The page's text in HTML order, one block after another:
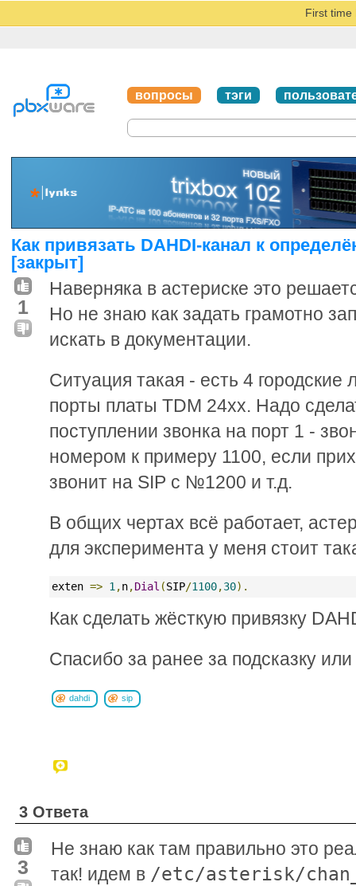
First time
вопросы тэги
Как привязать DAHDI-канал к
[закрыт]
1
Наверняка в астериске это
Но не знаю как задать грамотно
искать в документации.
Ситуация такая - есть 4
порты платы TDM 24xx. Надо
поступлении звонка на порт 1 -
номером к примеру 1100, если
звонит на SIP с №1200 и т.д.
В общих чертах всё работает,
для эксперимента у меня стоит
exten => 1 ,n,Dial (SIP/1100,30).
Как сделать жёсткую привязку
Спасибо за ранее за подсказку или
dahdi sip
3 Ответа
3
Не знаю как там правильно это
так! идем в /etc/asterisk/